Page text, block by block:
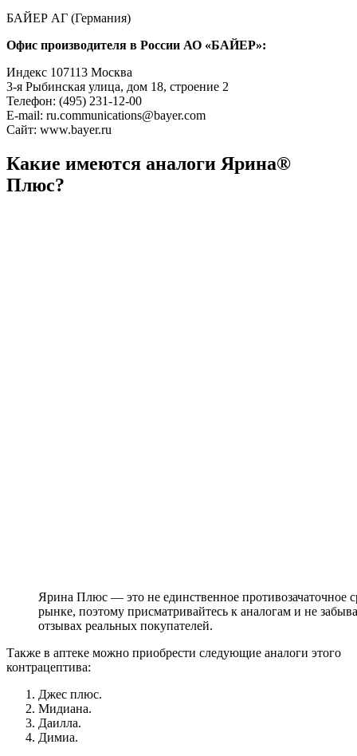
БАЙЕР АГ (Германия)
Офис производителя в России АО «БАЙЕР»:
Индекс 107113 Москва
3-я Рыбинская улица, дом 18, строение 2
Телефон: (495) 231-12-00
E-mail: ru.communications@bayer.com
Сайт: www.bayer.ru
Какие имеются аналоги Ярина®
Плюс?
Ярина Плюс — это не единственное противозачаточное
рынке, поэтому присматривайтесь к аналогам и не
отзывах реальных покупателей.
Также в аптеке можно приобрести следующие аналоги этого
контрацептива:
Джес плюс.
Мидиана.
Даилла.
Димиа.